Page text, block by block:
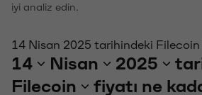
iyi analiz edin.
14 Nisan 2025 tarihindeki Filecoin
14 Nisan 2025
Filecoin
fiyatı ne